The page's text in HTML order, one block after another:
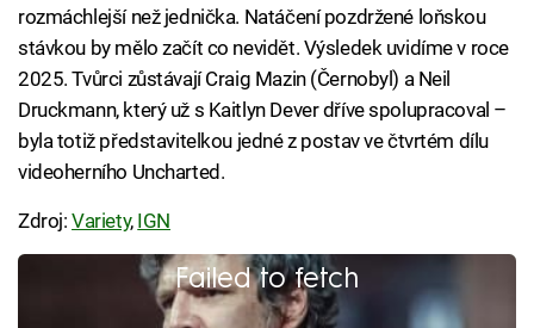
rozmáchlejší než jednička. Natáčení pozdržené loňskou
stávkou by mělo začít co nevidět. Výsledek uvidíme v roce
2025. Tvůrci zůstávají Craig Mazin (Černobyl) a Neil
Druckmann, který už s Kaitlyn Dever dříve spolupracoval –
byla totiž představitelkou jedné z postav ve čtvrtém dílu
videoherního Uncharted.
Zdroj:Variety, IGN
Failed to fetch